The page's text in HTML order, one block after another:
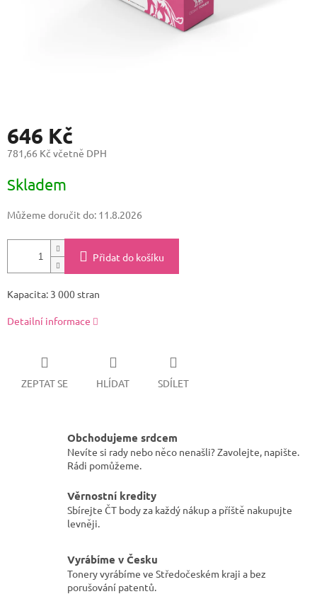
646 Kč
781,66 Kč včetně DPH
cena:
Skladem
Můžeme doručit do: 11.8.2026
Přidat do košíku
Kapacita: 3 000 stran
Detailní informace
ZEPTAT SE HLÍDAT SDÍLET
Obchodujeme srdcem
Nevíte si rady nebo něco nenašli? Zavolejte, napište.
Rádi pomůžeme.
Věrnostní kredity
Sbírejte ČT body za každý nákup a příště nakupujte
levněji.
Vyrábíme v Česku
Tonery vyrábíme ve Středočeském kraji a bez
porušování patentů.